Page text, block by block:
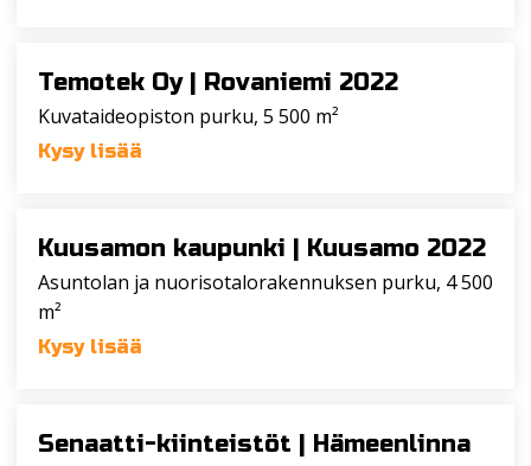
Temotek Oy | Rovaniemi 2022
Kuvataideopiston purku, 5 500 m²
Kysy lisää
Kuusamon kaupunki | Kuusamo 2022
Asuntolan ja nuorisotalorakennuksen purku, 4 500
m²
Kysy lisää
Senaatti-kiinteistöt | Hämeenlinna